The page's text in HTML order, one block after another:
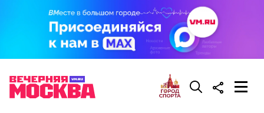
Храм Христа Спасителя находится в самом центре
столицы. Он является самым большим
православным храмом в России. Туристы могут
побывать не только в самом храме, но и на четырех
смотровых площадках, расположенных между
колокольнями на 40-метровой высоте. Оттуда
открывается удивительный панорамный вид на
Москву. Также там посетители могут вблизи